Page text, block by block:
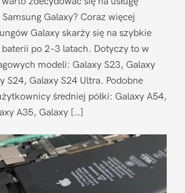
Galaxy? Coraz więcej
Galaxy skarży się na szybkie
baterii po 2–3 latach. Dotyczy to w
modeli: Galaxy S23, Galaxy
S24, Galaxy S24 Ultra. Podobne
średniej półki: Galaxy A54,
A35, Galaxy […]